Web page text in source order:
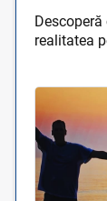
realitatea